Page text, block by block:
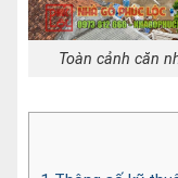
Toàn cảnh căn